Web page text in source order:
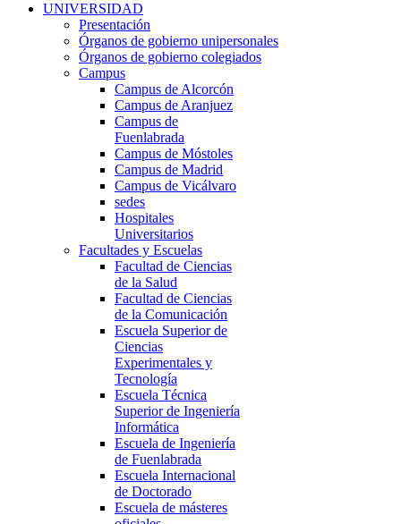
UNIVERSIDAD
Presentación
Órganos de gobierno unipersonales
Órganos de gobierno colegiados
Campus
Campus de Alcorcón
Campus de Aranjuez
Campus de
Fuenlabrada
Campus de Móstoles
Campus de Madrid
Campus de Vicálvaro
sedes
Hospitales
Universitarios
Facultades y Escuelas
Facultad de Ciencias
de la Salud
Facultad de Ciencias
de la Comunicación
Escuela Superior de
Ciencias
Experimentales y
Tecnología
Escuela Técnica
Superior de Ingeniería
Informática
Escuela de Ingeniería
de Fuenlabrada
Escuela Internacional
de Doctorado
Escuela de másteres